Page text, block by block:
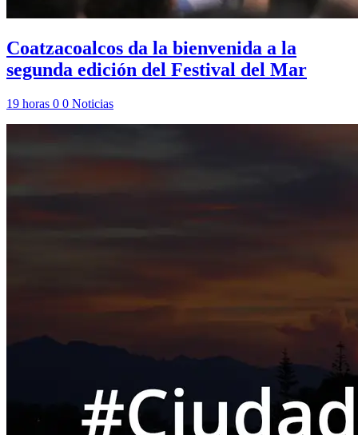
Coatzacoalcos da la bienvenida a la
segunda edición del Festival del Mar
19 horas 0 0 Noticias